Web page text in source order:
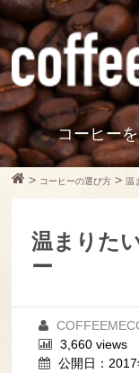
コーヒー
> コーヒーの選び方 >温
温まりた
ー
3,660 views
公開日：